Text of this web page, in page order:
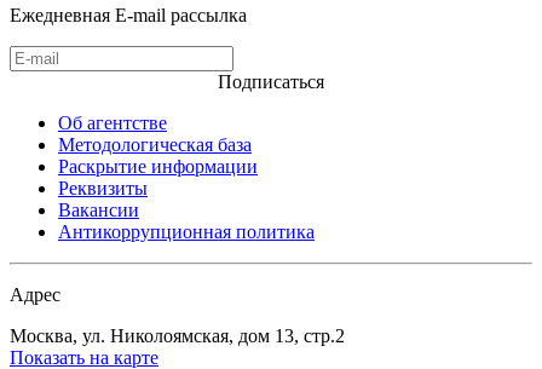
Ежедневная E-mail рассылка
Подписаться
Об агентстве
Методологическая база
Раскрытие информации
Реквизиты
Вакансии
Антикоррупционная политика
Адрес
Москва, ул. Николоямская, дом 13, стр.2
Показать на карте